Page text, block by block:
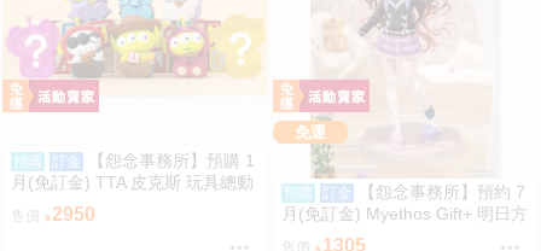
預購 訂金
【怨念事務所】預購 1
月(免訂金) TTA 皮克斯 玩具總動
員 三眼怪 PERIHAPI! 靠肩小公仔
集 中盒 0829
售價 2950
免運
預購 訂金
【怨念事務所】預約 7
月(免訂金) Myethos Gift+ 明日方
舟 純燼艾雅法拉 後來的故事Ver
售價 1305